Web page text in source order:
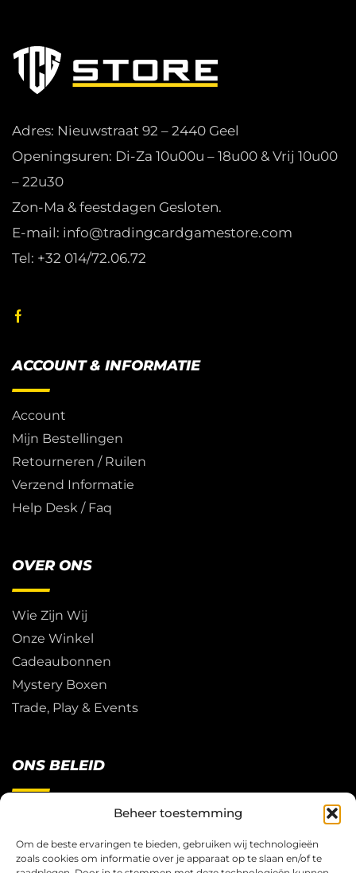
Beheer toestemming
Om de beste ervaringen te bieden, gebruiken wij technologieën
zoals cookies om informatie over je apparaat op te slaan en/of te
Adres: Nieuwstraat 92 – 2440 Geel
Openingsuren: Di-Za 10u00u – 18u00 & Vrij 10u00
– 22u30
Zon-Ma & feestdagen Gesloten.
E-mail: info@tradingcardgamestore.com
Tel: +32 014/72.06.72
ACCOUNT & INFORMATIE
Account
Mijn Bestellingen
Retourneren / Ruilen
Verzend Informatie
Help Desk / Faq
OVER ONS
Wie Zijn Wij
Onze Winkel
Cadeaubonnen
Mystery Boxen
Trade, Play & Events
ONS BELEID
Restitutie Beleid
Privacy
Cookies